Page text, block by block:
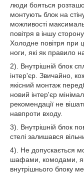
люди бояться
монтують блок на
можливості
повітря в іншу
Холодне повітря при
ноги, які як правило
2). Внутрішній блок
інтер'єр. Звичайно,
якісний монтаж
новий інтер'єр
рекомендації не
навпроти входу.
3). Внутрішній блок
стелі залишався
4). Не допускається
шафами, комодами,
внутрішнього блоку